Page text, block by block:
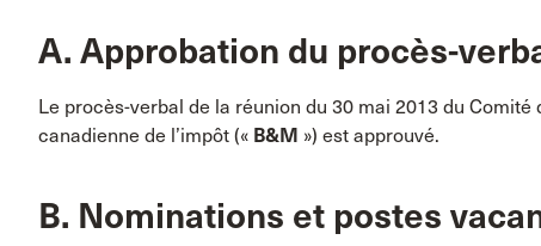
A. Approbation du procès-
Le procès-verbal de la réunion du 30 mai 2013 du
canadienne de l’impôt (« B&M ») est approuvé.
B. Nominations et postes